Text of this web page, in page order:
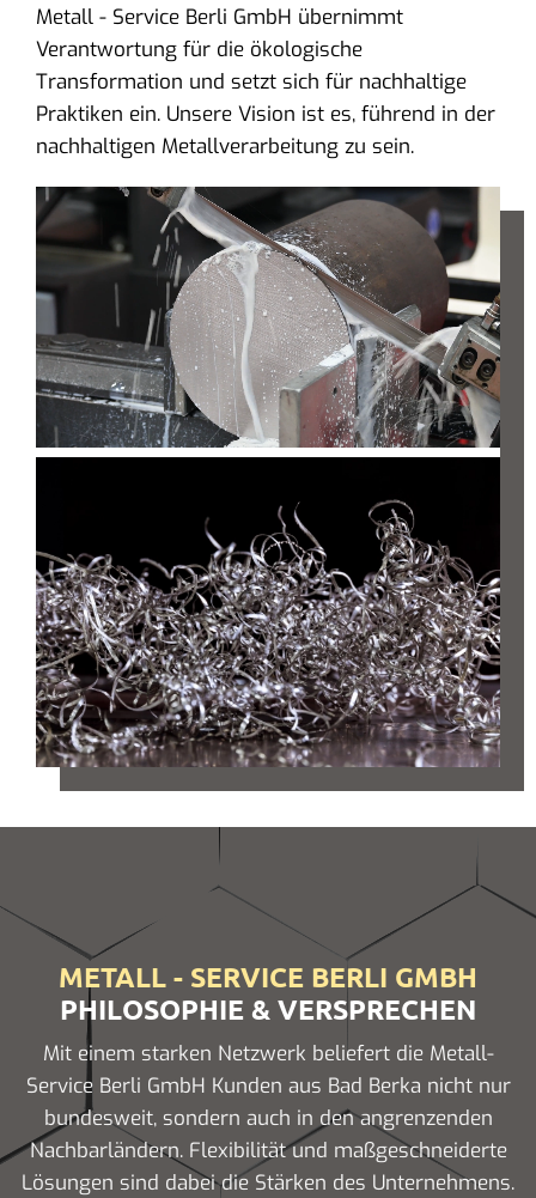
Metall - Service Berli GmbH übernimmt
Verantwortung für die ökologische
Transformation und setzt sich für nachhaltige
Praktiken ein. Unsere Vision ist es, führend in der
nachhaltigen Metallverarbeitung zu sein.
METALL - SERVICE BERLI GMBH
PHILOSOPHIE & VERSPRECHEN
Mit einem starken Netzwerk beliefert die Metall-
Service Berli GmbH Kunden aus Bad Berka nicht nur
bundesweit, sondern auch in den angrenzenden
Nachbarländern. Flexibilität und maßgeschneiderte
Lösungen sind dabei die Stärken des Unternehmens.